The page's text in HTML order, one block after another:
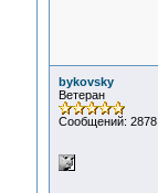
bykovsky
Ветеран
Сообщений: 2878